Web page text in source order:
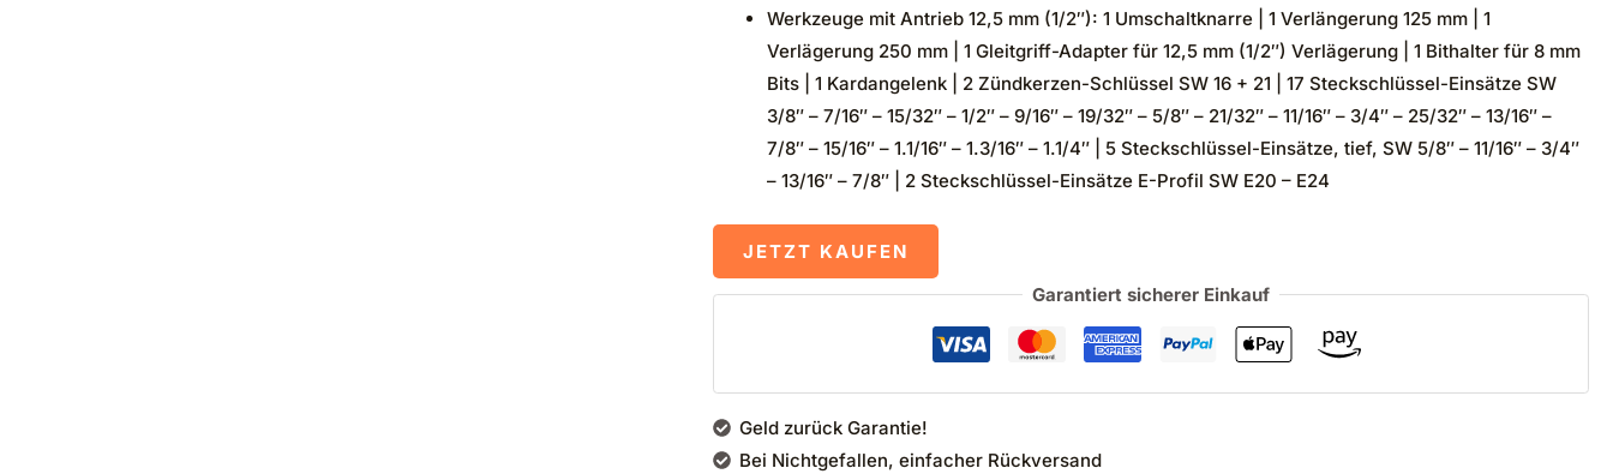
Werkzeuge mit Antrieb 12,5 mm (1/2″): 1 Umschaltknarre | 1 Verlängerung 125 mm | 1
Verlägerung 250 mm | 1 Gleitgriff-Adapter für 12,5 mm (1/2″) Verlägerung | 1 Bithalter für 8 mm
Bits | 1 Kardangelenk | 2 Zündkerzen-Schlüssel SW 16 + 21 | 17 Steckschlüssel-Einsätze SW
3/8″ – 7/16″ – 15/32″ – 1/2″ – 9/16″ – 19/32″ – 5/8″ – 21/32″ – 11/16″ – 3/4″ – 25/32″ – 13/16″ –
7/8″ – 15/16″ – 1.1/16″ – 1.3/16″ – 1.1/4″ | 5 Steckschlüssel-Einsätze, tief, SW 5/8″ – 11/16″ – 3/4″
– 13/16″ – 7/8″ | 2 Steckschlüssel-Einsätze E-Profil SW E20 – E24
JETZT KAUFEN
Garantiert sicherer Einkauf
Geld zurück Garantie!
Bei Nichtgefallen, einfacher Rückversand